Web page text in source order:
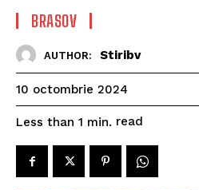
BRASOV
AUTHOR: Stiribv
10 octombrie 2024
Less than 1 min. read